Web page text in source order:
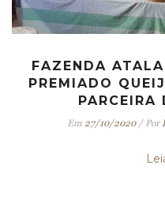
FAZENDA
PREMIADO
PARCEIRA
Em 27/10/2020/ Por